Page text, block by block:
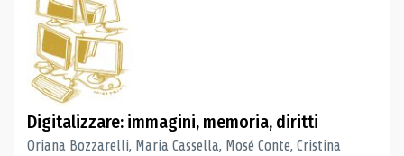
Digitalizzare: immagini, memoria, diritti
Oriana Bozzarelli, Maria Cassella, Mosé Conte, Cristina